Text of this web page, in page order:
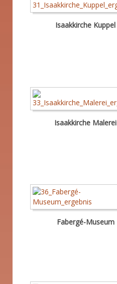
Isaakkirche Kuppel
Isaakkirche Malerei
Fabergé-Museum